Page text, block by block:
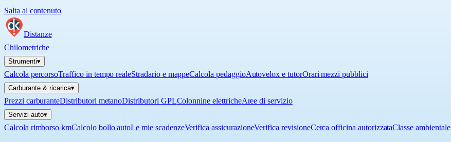
Salta al contenuto
Distanze
Chilometriche
Strumenti▾
Calcola percorsoTraffico in tempo realeStradario e mappeCalcola pedaggioAutovelox e tutorOrari mezzi pubblici
Carburante & ricarica▾
Prezzi carburanteDistributori metanoDistributori GPLColonnine elettricheAree di servizio
Servizi auto▾
Calcola rimborso kmCalcolo bollo autoLe mie scadenzeVerifica assicurazioneVerifica revisioneCerca officina autorizzataClasse ambientale